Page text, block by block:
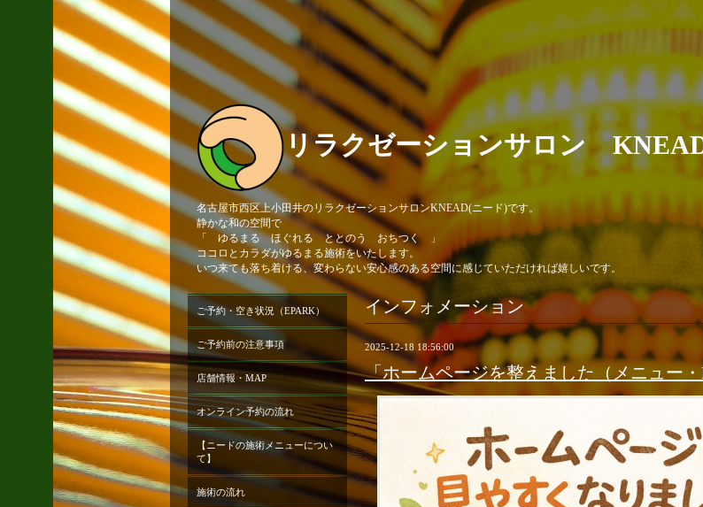
リラクゼーションサロン
名古屋市西区上小田井のリラクゼーションサロンKNEAD(ニード)です。
静かな和の空間で
「 ゆるまる ほぐれる ととのう おちつく 」
ココロとカラダがゆるまる施術をいたします。
いつ来ても落ち着ける、変わらない安心感のある空間に感じていただければ嬉しいです。
インフォメーション
2025-12-18 18:56:00
「ホームページを整えました（メニュー
ご予約・空き状況（EPARK）
ご予約前の注意事項
店舗情報・MAP
オンライン予約の流れ
【ニードの施術メニューについ
て】
施術の流れ